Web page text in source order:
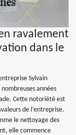
ravalement
dans le
Sylvain
années
Cette notoriété est
de l’entreprise.
le nettoyage des
elle commence